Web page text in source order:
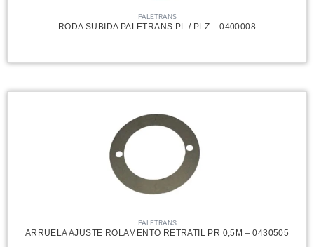
PALETRANS
RODA SUBIDA PALETRANS PL / PLZ – 0400008
PALETRANS
ARRUELA AJUSTE ROLAMENTO RETRATIL PR 0,5M – 0430505